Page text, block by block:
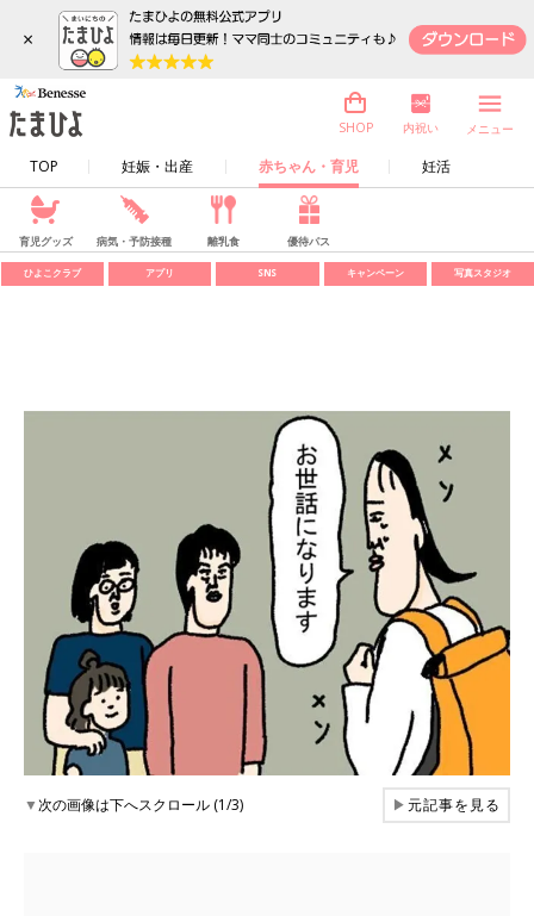
×
TOP 妊娠・出産 赤ちゃん・育児 妊活
SHOP 内祝い メニュー
育児グッズ 病気・予防接種 離乳食 優待パス
ひよこクラブ アプリ SNS キャンペーン 写真スタジオ
▼次の画像は下へスクロール (1/3) ▶元記事を見る